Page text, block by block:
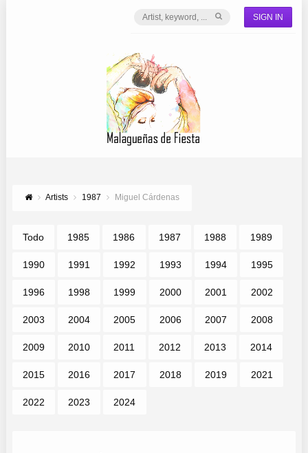
SIGN IN
Artists 1987 Miguel Cárdenas
Todo 1985 1986 1987 1988 1989
1990 1991 1992 1993 1994 1995
1996 1998 1999 2000 2001 2002
2003 2004 2005 2006 2007 2008
2009 2010 2011 2012 2013 2014
2015 2016 2017 2018 2019 2021
2022 2023 2024